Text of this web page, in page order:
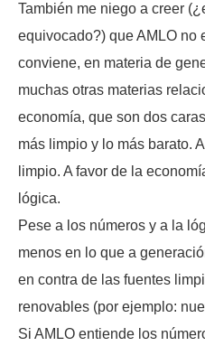
También me niego a creer
equivocado?) que AMLO no
conviene, en materia de
muchas otras materias
economía, que son dos
más limpio y lo más barato.
limpio. A favor de la
lógica.
Pese a los números y a la
menos en lo que a
en contra de las fuentes
renovables (por ejemplo:
Si AMLO entiende los